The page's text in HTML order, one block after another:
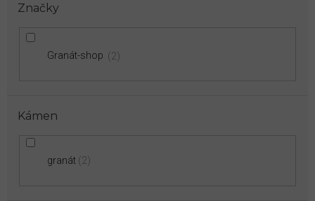
Značky
Granát-shop 2
Kámen
granát 2